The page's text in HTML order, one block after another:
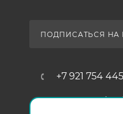
ПОДПИСАТЬСЯ НА
+7 921 754